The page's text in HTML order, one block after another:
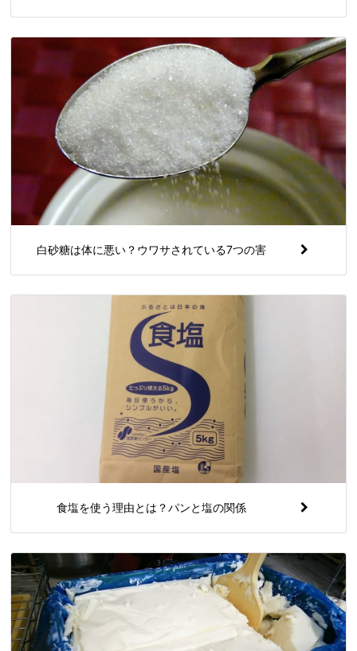
白砂糖は体に悪い？ウワサされている7つの害
食塩を使う理由とは？パンと塩の関係